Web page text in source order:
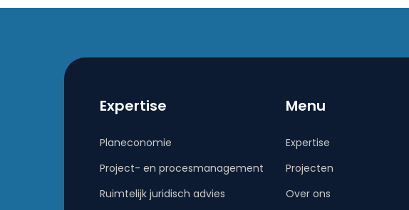
Expertise
Planeconomie
Project- en procesmanagement
Ruimtelijk juridisch advies
Menu
Expertise
Projecten
Over ons